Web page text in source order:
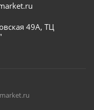
49А, ТЦ